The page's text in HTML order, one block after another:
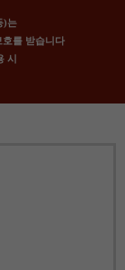
)는
를 받습니다
시